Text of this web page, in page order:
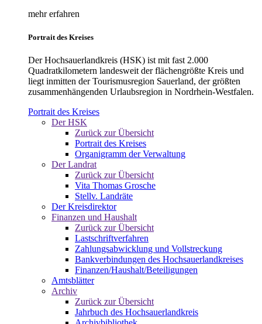
mehr erfahren
Portrait des Kreises
Der Hochsauerlandkreis (HSK) ist mit fast 2.000
Quadratkilometern landesweit der flächengrößte Kreis und
liegt inmitten der Tourismusregion Sauerland, der größten
zusammenhängenden Urlaubsregion in Nordrhein-Westfalen.
Portrait des Kreises
Der HSK
Zurück zur Übersicht
Portrait des Kreises
Organigramm der Verwaltung
Der Landrat
Zurück zur Übersicht
Vita Thomas Grosche
Stellv. Landräte
Der Kreisdirektor
Finanzen und Haushalt
Zurück zur Übersicht
Lastschriftverfahren
Zahlungsabwicklung und Vollstreckung
Bankverbindungen des Hochsauerlandkreises
Finanzen/Haushalt/Beteiligungen
Amtsblätter
Archiv
Zurück zur Übersicht
Jahrbuch des Hochsauerlandkreis